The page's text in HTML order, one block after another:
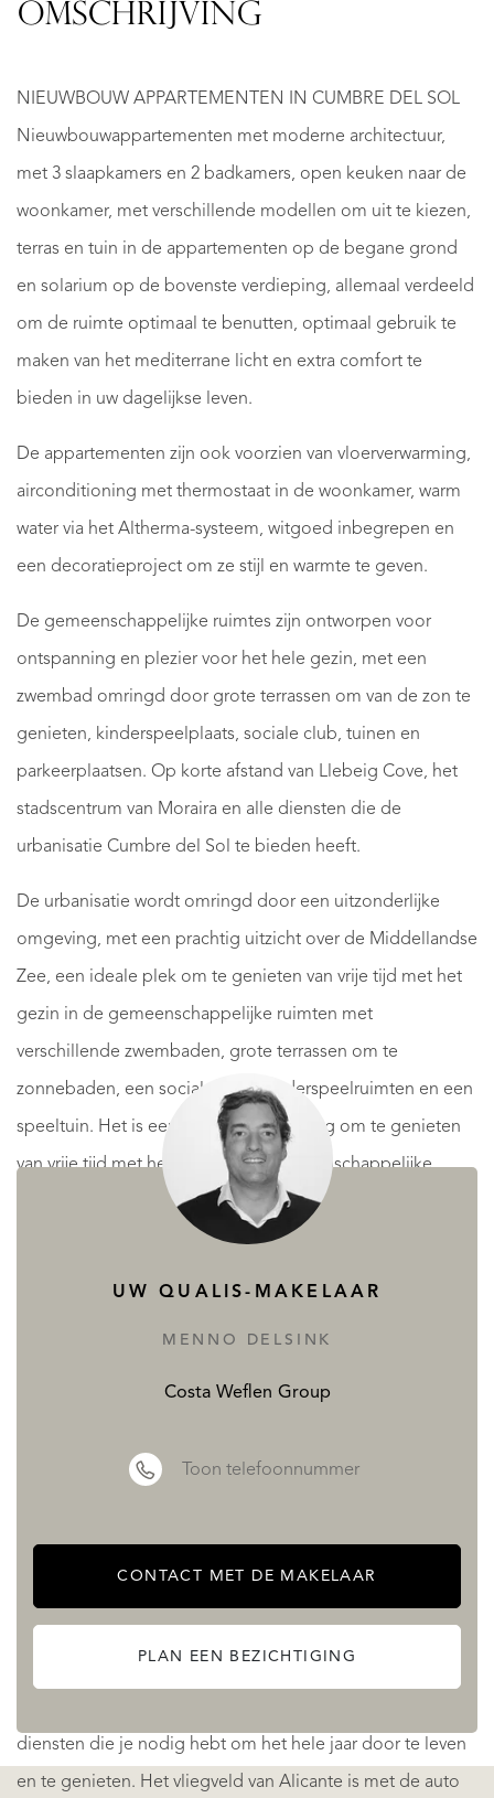
OMSCHRIJVING
NIEUWBOUW APPARTEMENTEN IN CUMBRE DEL SOL
Nieuwbouwappartementen met moderne architectuur,
met 3 slaapkamers en 2 badkamers, open keuken naar de
woonkamer, met verschillende modellen om uit te kiezen,
terras en tuin in de appartementen op de begane grond
en solarium op de bovenste verdieping, allemaal verdeeld
om de ruimte optimaal te benutten, optimaal gebruik te
maken van het mediterrane licht en extra comfort te
bieden in uw dagelijkse leven.
De appartementen zijn ook voorzien van vloerverwarming,
airconditioning met thermostaat in de woonkamer, warm
water via het Altherma-systeem, witgoed inbegrepen en
een decoratieproject om ze stijl en warmte te geven.
De gemeenschappelijke ruimtes zijn ontworpen voor
ontspanning en plezier voor het hele gezin, met een
zwembad omringd door grote terrassen om van de zon te
genieten, kinderspeelplaats, sociale club, tuinen en
parkeerplaatsen. Op korte afstand van Llebeig Cove, het
stadscentrum van Moraira en alle diensten die de
urbanisatie Cumbre del Sol te bieden heeft.
De urbanisatie wordt omringd door een uitzonderlijke
omgeving, met een prachtig uitzicht over de Middellandse
Zee, een ideale plek om te genieten van vrije tijd met het
gezin in de gemeenschappelijke ruimten met
verschillende zwembaden, grote terrassen om te
zonnebaden, een sociale club, kinderspeelruimten en een
speeltuin. Het is een ideale ontwikkeling om te genieten
van vrije tijd met het gezin in de gemeenschappelijke
ruimtes met meerdere zwembaden, grote terrassen om te
zonnebaden, sociale club, speelplaatsen voor de
Je kunt ook gebruikmaken van alle diensten van de
kapper, apotheek, bars en restaurants, tennis- en
wandelpaden, Lady Elizabeth School, manege, strand en
diensten die je nodig hebt om het hele jaar door te leven
en te genieten. Het vliegveld van Alicante is met de auto
UW QUALIS-MAKELAAR
MENNO DELSINK
Costa Weflen Group
Toon telefoonnummer
CONTACT MET DE MAKELAAR
PLAN EEN BEZICHTIGING